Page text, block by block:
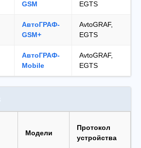
GSM
EGTS
АвтоГРАФ-
GSM+
AvtoGRAF,
EGTS
АвтоГРАФ-
Mobile
AvtoGRAF,
EGTS
Модели
Протокол
устройства